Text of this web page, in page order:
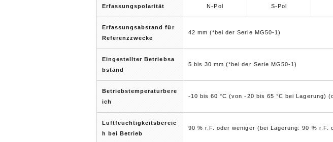
Erfassungspolarität N-Pol S-Pol
Erfassungsabstand für
Referenzzwecke
42 mm (*bei der Serie MG50-1)
Eingestellter Betriebsa
bstand
5 bis 30 mm (*bei der Serie MG50-1)
Betriebstemperaturbere
ich
-10 bis 60 °C (von -20 bis 65 °C bei Lagerung)
Luftfeuchtigkeitsbereic
h bei Betrieb
90 % r.F. oder weniger (bei Lagerung: 90 % r.F.